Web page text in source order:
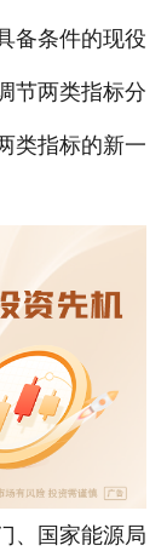
备条件的现役
节两类指标分
类指标的新一
国家能源局